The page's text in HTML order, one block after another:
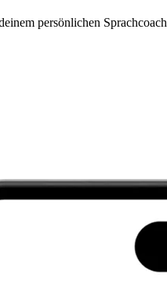
persönlichen Sprachcoach